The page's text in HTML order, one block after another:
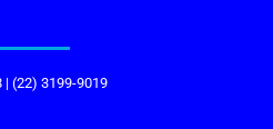
(22) 3199-9019